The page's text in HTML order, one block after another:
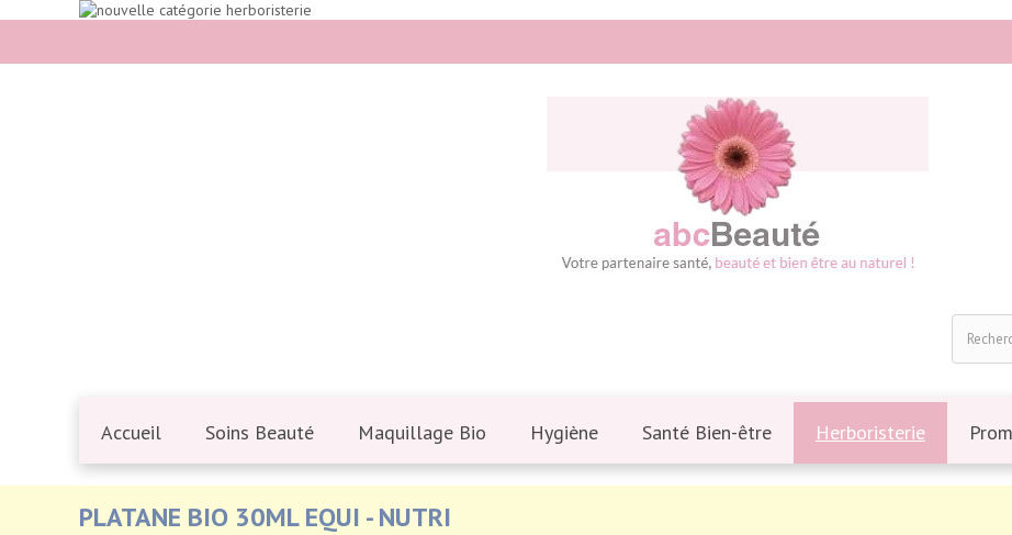
Accueil Soins Beauté Maquillage Bio Hygiène Santé Bien-être Herboristerie
PLATANE BIO 30ML EQUI - NUTRI